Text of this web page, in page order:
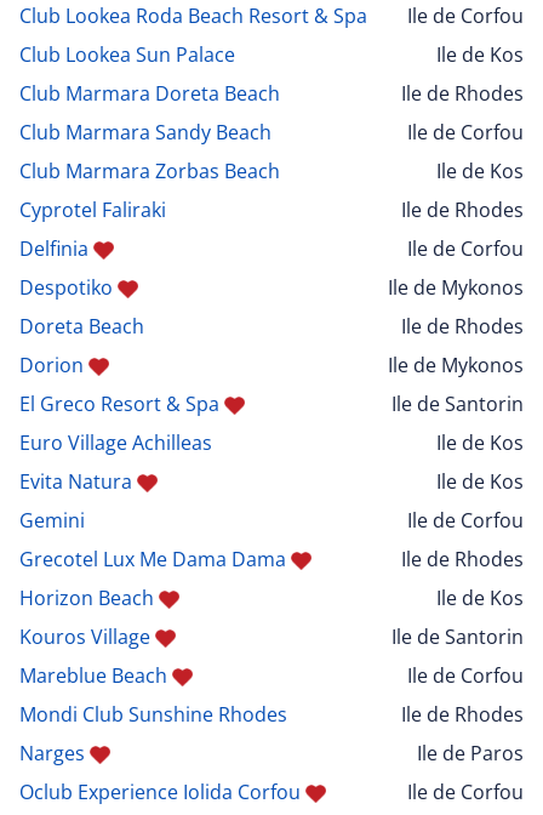
Club Lookea Roda Beach Resort & Spa
Ile de Corfou
Club Lookea Sun Palace
Ile de Kos
Club Marmara Doreta Beach
Ile de Rhodes
Club Marmara Sandy Beach
Ile de Corfou
Club Marmara Zorbas Beach
Ile de Kos
Cyprotel Faliraki
Ile de Rhodes
Delfinia
Ile de Corfou
Despotiko
Ile de Mykonos
Doreta Beach
Ile de Rhodes
Dorion
Ile de Mykonos
El Greco Resort & Spa
Ile de Santorin
Euro Village Achilleas
Ile de Kos
Evita Natura
Ile de Kos
Gemini
Ile de Corfou
Grecotel Lux Me Dama Dama
Ile de Rhodes
Horizon Beach
Ile de Kos
Kouros Village
Ile de Santorin
Mareblue Beach
Ile de Corfou
Mondi Club Sunshine Rhodes
Ile de Rhodes
Narges
Ile de Paros
Oclub Experience Iolida Corfou
Ile de Corfou